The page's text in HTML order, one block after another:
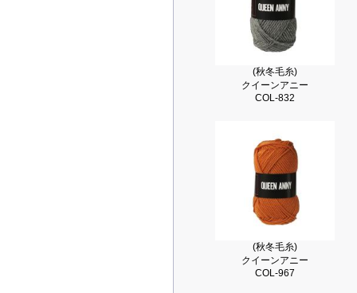
(秋冬毛糸)
クイーンアニー
COL-832
(秋冬毛糸)
クイーンアニー
COL-967